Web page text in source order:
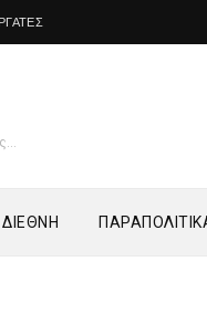
ΔΙΕΘΝΗ